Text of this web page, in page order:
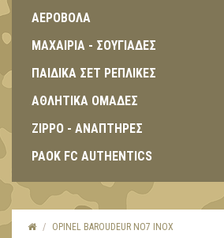
ΑΕΡΟΒΟΛΑ
ΜΑΧΑΙΡΙΑ - ΣΟΥΓΙΑΔΕΣ
ΠΑΙΔΙΚΑ ΣΕΤ ΡΕΠΛΙΚΕΣ
ΑΘΛΗΤΙΚΑ ΟΜΑΔΕΣ
ZIPPO - ΑΝΑΠΤΗΡΕΣ
PAOK FC AUTHENTICS
OPINEL BAROUDEUR NO7 INOX